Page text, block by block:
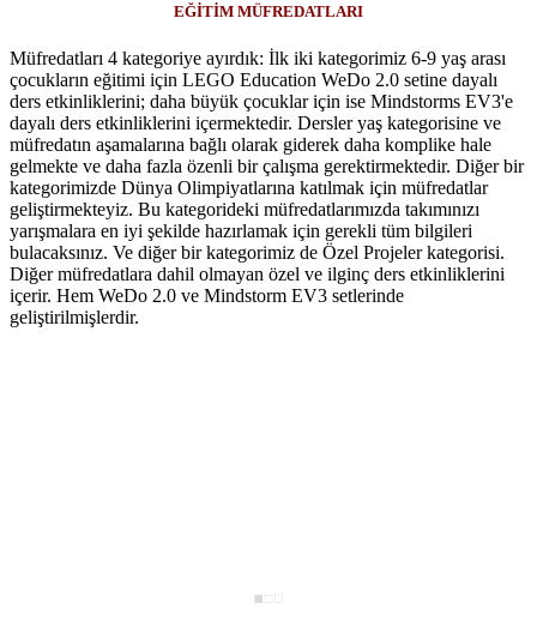
EĞİTİM MÜFREDATLARI
Müfredatları 4 kategoriye ayırdık: İlk iki kategorimiz 6-9 yaş arası
çocukların eğitimi için LEGO Education WeDo 2.0 setine dayalı
ders etkinliklerini; daha büyük çocuklar için ise Mindstorms EV3'e
dayalı ders etkinliklerini içermektedir. Dersler yaş kategorisine ve
müfredatın aşamalarına bağlı olarak giderek daha komplike hale
gelmekte ve daha fazla özenli bir çalışma gerektirmektedir. Diğer bir
kategorimizde Dünya Olimpiyatlarına katılmak için müfredatlar
geliştirmekteyiz. Bu kategorideki müfredatlarımızda takımınızı
yarışmalara en iyi şekilde hazırlamak için gerekli tüm bilgileri
bulacaksınız. Ve diğer bir kategorimiz de Özel Projeler kategorisi.
Diğer müfredatlara dahil olmayan özel ve ilginç ders etkinliklerini
içerir. Hem WeDo 2.0 ve Mindstorm EV3 setlerinde
geliştirilmişlerdir.